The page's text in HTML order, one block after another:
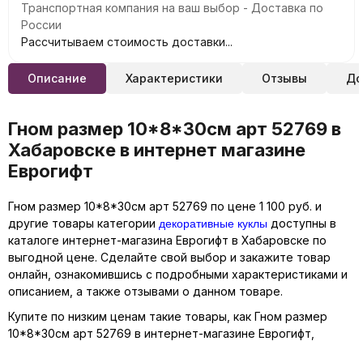
Транспортная компания на ваш выбор - Доставка по
России
Рассчитываем стоимость доставки...
Описание Характеристики Отзывы
Гном размер 10*8*30см арт 52769 в
Хабаровске в интернет магазине
Еврогифт
Гном размер 10*8*30см арт 52769 по цене 1 100 руб. и
другие товары категории декоративные куклы доступны в
каталоге интернет-магазина Еврогифт в Хабаровске по
выгодной цене. Сделайте свой выбор и закажите товар
онлайн, ознакомившись с подробными характеристиками и
описанием, а также отзывами о данном товаре.
Купите по низким ценам такие товары, как Гном размер
10*8*30см арт 52769 в интернет-магазине Еврогифт,